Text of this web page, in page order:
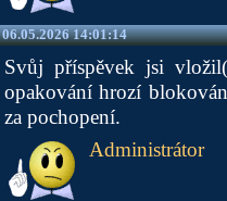
06.05.2026 14:01:14
Svůj příspěvek jsi
opakování hrozí
za pochopení.
Administrátor